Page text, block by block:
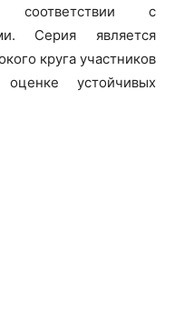
с
Серия является
круга участников
устойчивых